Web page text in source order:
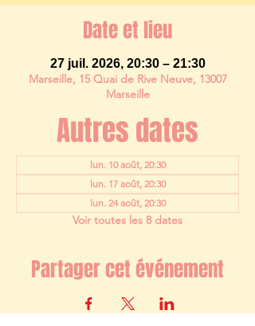
Date et lieu
27 juil. 2026, 20:30 – 21:30
Marseille, 15 Quai de Rive Neuve, 13007
Marseille
Autres dates
lun. 10 août, 20:30
lun. 17 août, 20:30
lun. 24 août, 20:30
Voir toutes les 8 dates
Partager cet événement